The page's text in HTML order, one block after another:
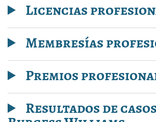
Licencias
Membresías
Premios
Resultados de